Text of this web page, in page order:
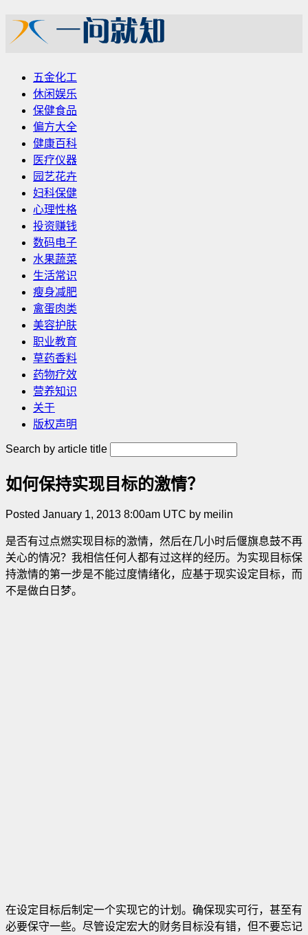
五金化工
休闲娱乐
保健食品
偏方大全
健康百科
医疗仪器
园艺花卉
妇科保健
心理性格
投资赚钱
数码电子
水果蔬菜
生活常识
瘦身减肥
禽蛋肉类
美容护肤
职业教育
草药香料
药物疗效
营养知识
关于
版权声明
Search by article title
如何保持实现目标的激情？
Posted January 1, 2013 8:00am UTC by meilin
是否有过点燃实现目标的激情，然后在几小时后偃旗息鼓不再
关心的情况？我相信任何人都有过这样的经历。为实现目标保
持激情的第一步是不能过度情绪化，应基于现实设定目标，而
不是做白日梦。
在设定目标后制定一个实现它的计划。确保现实可行，甚至有
必要保守一些。尽管设定宏大的财务目标没有错，但不要忘记